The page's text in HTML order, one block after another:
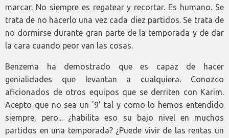
marcar. No siempre es regatear y recortar. Es humano. Se
trata de no hacerlo una vez cada diez partidos. Se trata de
no dormirse durante gran parte de la temporada y de dar
la cara cuando peor van las cosas.
Benzema ha demostrado que es capaz de hacer
genialidades que levantan a cualquiera. Conozco
aficionados de otros equipos que se derriten con Karim.
Acepto que no sea un '9' tal y como lo hemos entendido
siempre, pero... ¿habilita eso su bajo nivel en muchos
partidos en una temporada? ¿Puede vivir de las rentas un